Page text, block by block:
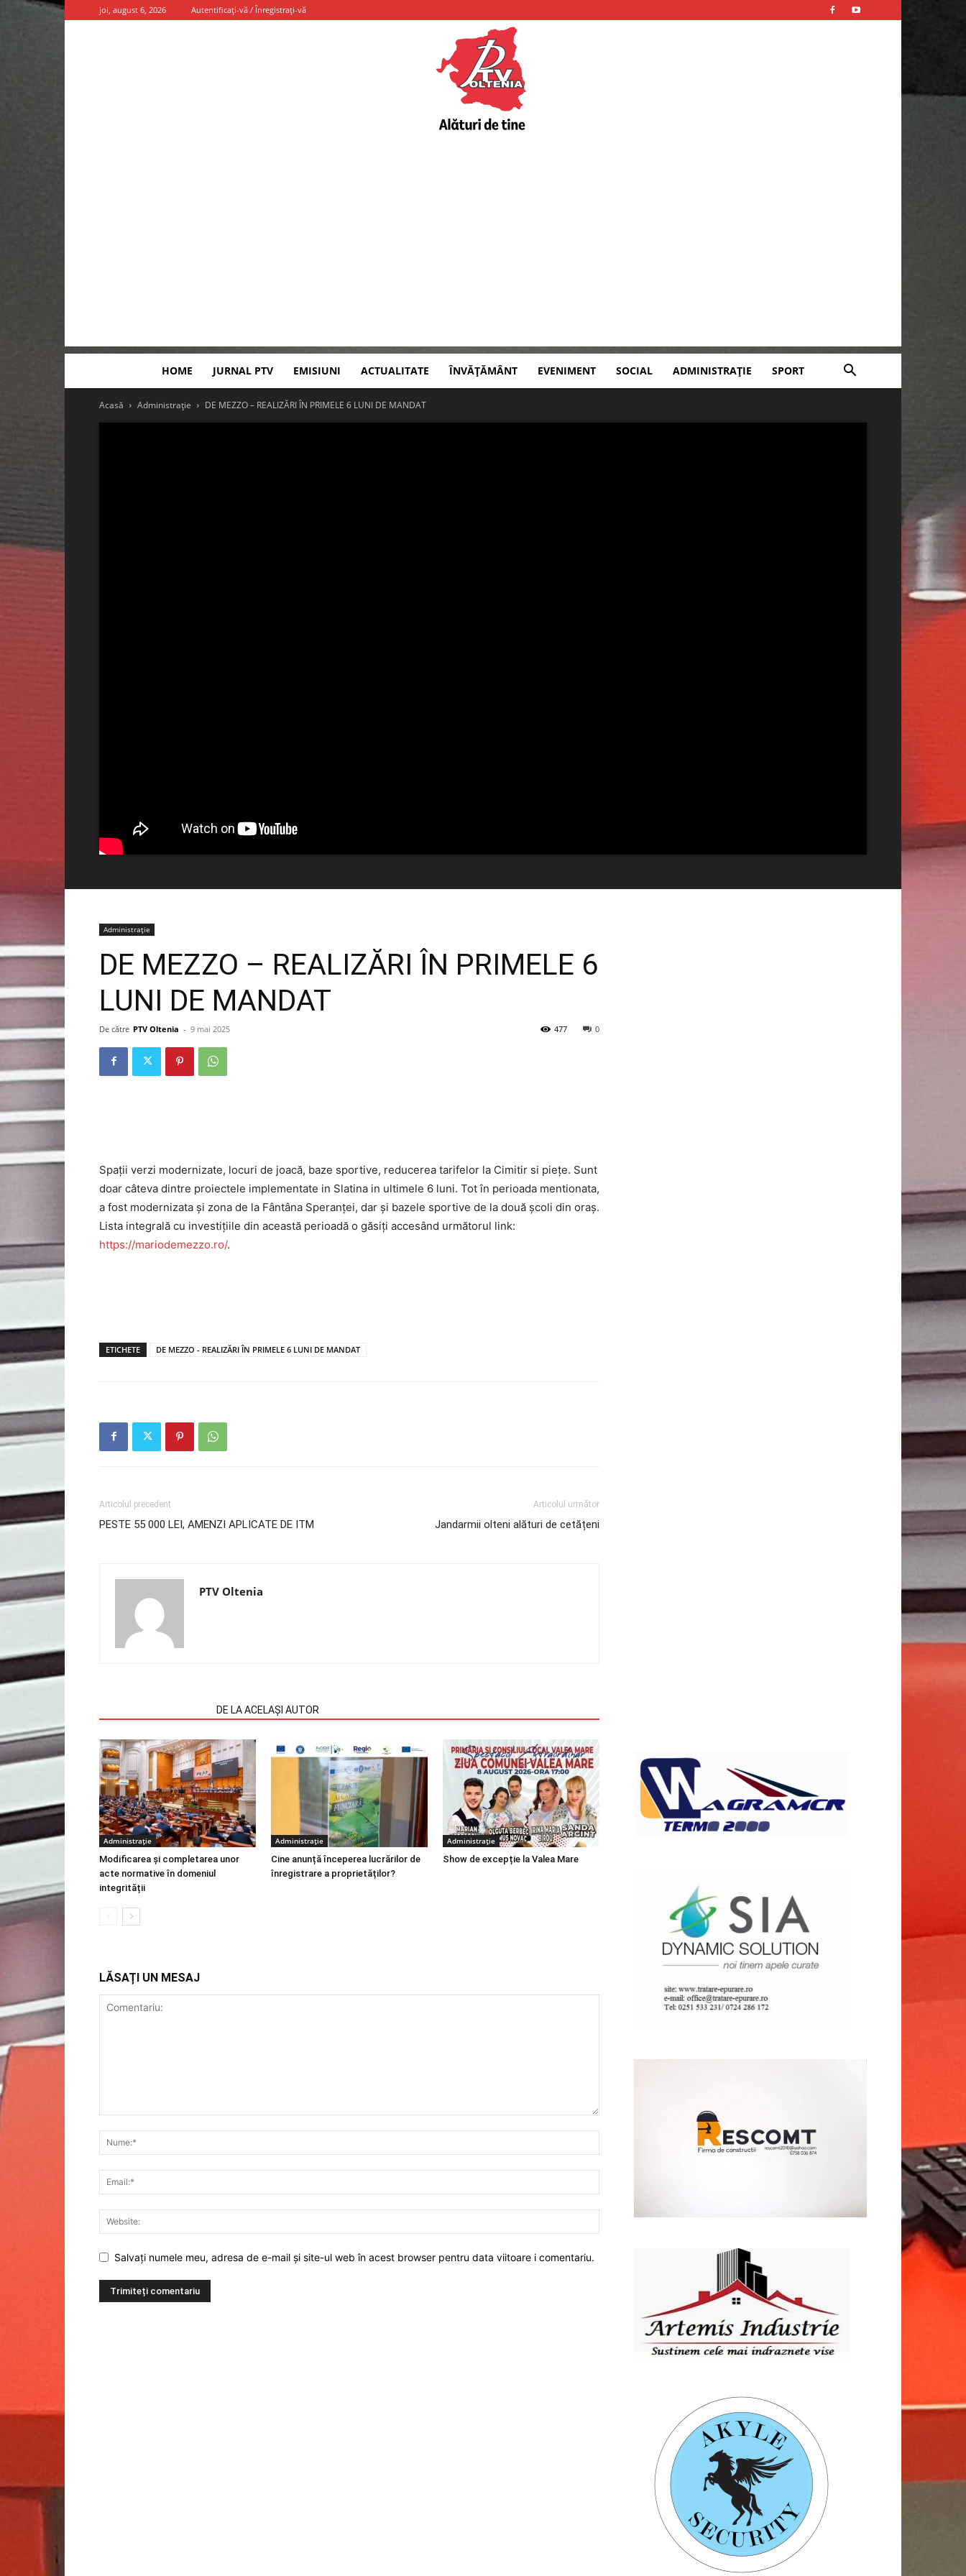
joi, august 6, 2026 Autentificați-vă / Înregistrați-vă
HOME JURNAL PTV EMISIUNI ACTUALITATE ÎNVĂȚĂMÂNT EVENIMENT SOCIAL ADMINISTRAȚIE SPORT
Acasă Administrație DE MEZZO – REALIZĂRI ÎN PRIMELE 6 LUNI DE MANDAT
Administrație
DE MEZZO – REALIZĂRI ÎN PRIMELE 6
LUNI DE MANDAT
De către PTV Oltenia - 9 mai 2025 0
477
Spații verzi modernizate, locuri de joacă, baze sportive, reducerea tarifelor la Cimitir si piețe. Sunt
doar câteva dintre proiectele implementate in Slatina in ultimele 6 luni. Tot în perioada mentionata,
a fost modernizata și zona de la Fântâna Speranței, dar și bazele sportive de la două școli din oraș.
Lista integrală cu investițiile din această perioadă o găsiți accesând următorul link:
https://mariodemezzo.ro/.
ETICHETE DE MEZZO - REALIZĂRI ÎN PRIMELE 6 LUNI DE MANDAT
Articolul precedent
PESTE 55 000 LEI, AMENZI APLICATE DE ITM
Articolul următor
Jandarmii olteni alături de cetățeni
PTV Oltenia
DE LA ACELAȘI AUTOR
Administrație
Modificarea și completarea unor
acte normative în domeniul
integrității
Administrație
Cine anunță începerea lucrărilor de
înregistrare a proprietăților?
Administrație
Show de excepție la Valea Mare
LĂSAȚI UN MESAJ
Salvați numele meu, adresa de e-mail și site-ul web în acest browser pentru data viitoare i comentariu.